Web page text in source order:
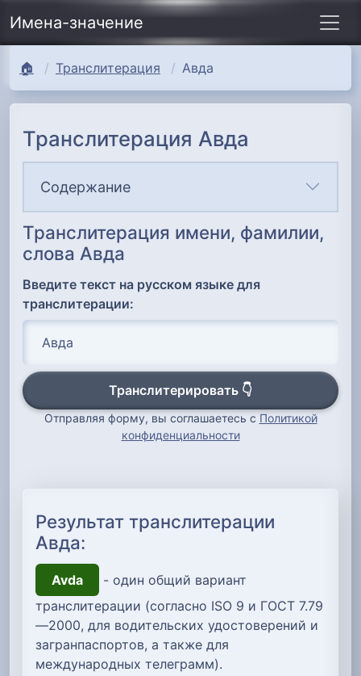
Имена-значение
🏠 Транслитерация Авда
Транслитерация Авда
Содержание
Транслитерация имени, фамилии,
слова Авда
Введите текст на русском языке для
транслитерации:
Транслитерировать 👇
Отправляя форму, вы соглашаетесь с Политикой
конфиденциальности
Результат транслитерации
Авда:
Avda
- один общий вариант
транслитерации (согласно ISO 9 и ГОСТ 7.79
—2000, для водительских удостоверений и
загранпаспортов, а также для
международных телеграмм).